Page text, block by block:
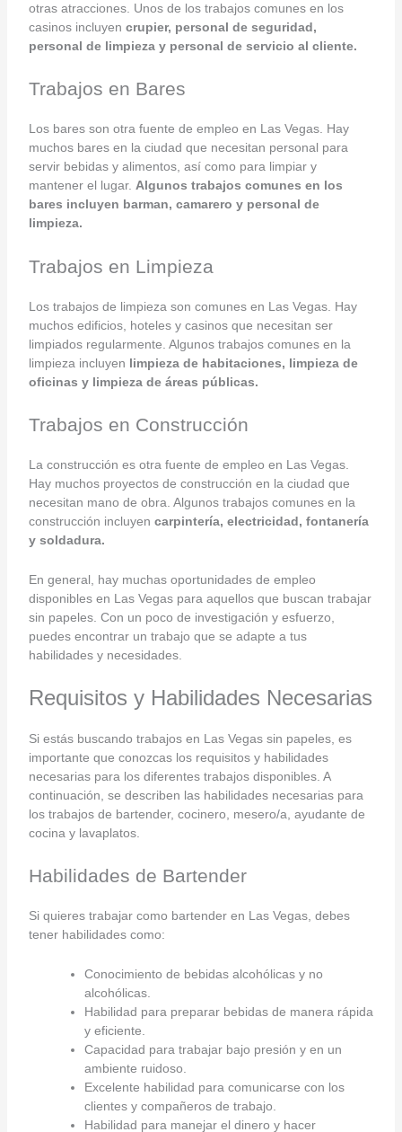
otras atracciones. Unos de los trabajos comunes en los
casinos incluyen crupier, personal de seguridad,
personal de limpieza y personal de servicio al cliente.
Trabajos en Bares
Los bares son otra fuente de empleo en Las Vegas. Hay
muchos bares en la ciudad que necesitan personal para
servir bebidas y alimentos, así como para limpiar y
mantener el lugar. Algunos trabajos comunes en los
bares incluyen barman, camarero y personal de
limpieza.
Trabajos en Limpieza
Los trabajos de limpieza son comunes en Las Vegas. Hay
muchos edificios, hoteles y casinos que necesitan ser
limpiados regularmente. Algunos trabajos comunes en la
limpieza incluyen limpieza de habitaciones, limpieza de
oficinas y limpieza de áreas públicas.
Trabajos en Construcción
La construcción es otra fuente de empleo en Las Vegas.
Hay muchos proyectos de construcción en la ciudad que
necesitan mano de obra. Algunos trabajos comunes en la
construcción incluyen carpintería, electricidad, fontanería
y soldadura.
En general, hay muchas oportunidades de empleo
disponibles en Las Vegas para aquellos que buscan trabajar
sin papeles. Con un poco de investigación y esfuerzo,
puedes encontrar un trabajo que se adapte a tus
habilidades y necesidades.
Requisitos y Habilidades Necesarias
Si estás buscando trabajos en Las Vegas sin papeles, es
importante que conozcas los requisitos y habilidades
necesarias para los diferentes trabajos disponibles. A
continuación, se describen las habilidades necesarias para
los trabajos de bartender, cocinero, mesero/a, ayudante de
cocina y lavaplatos.
Habilidades de Bartender
Si quieres trabajar como bartender en Las Vegas, debes
tener habilidades como:
Conocimiento de bebidas alcohólicas y no
alcohólicas.
Habilidad para preparar bebidas de manera rápida
y eficiente.
Capacidad para trabajar bajo presión y en un
ambiente ruidoso.
Excelente habilidad para comunicarse con los
clientes y compañeros de trabajo.
Habilidad para manejar el dinero y hacer